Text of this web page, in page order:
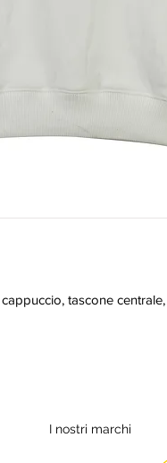
tascone
I nostri marchi